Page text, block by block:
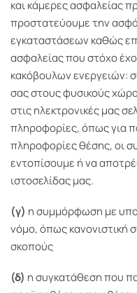
και κάμερες ασφαλείας
προστατεύουμε την
εγκαταστάσεων καθώς
ασφαλείας που στόχο
κακόβουλων ενεργειών:
σας στους φυσικούς
στις ηλεκτρονικές μας
πληροφορίες, όπως για
πληροφορίες θέσης, οι
εντοπίσουμε ή να
ιστοσελίδας μας.
(γ) η συμμόρφωση με
νόμο, όπως κανονιστική
σκοπούς
(δ) η συγκατάθεση που